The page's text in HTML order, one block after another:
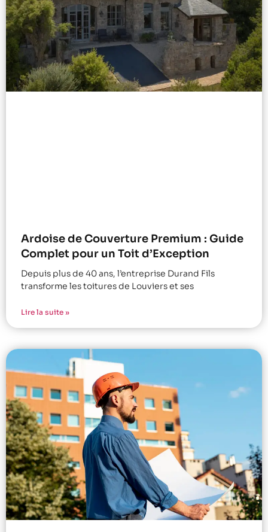
Ardoise de Couverture Premium : Guide
Complet pour un Toit d’Exception
Depuis plus de 40 ans, l’entreprise Durand Fils
transforme les toitures de Louviers et ses
Lire la suite »